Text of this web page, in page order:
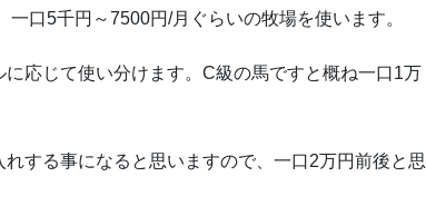
口5千円～7500円/月ぐらいの牧場を使います。
応じて使い分けます。C級の馬ですと概ね一口1万
する事になると思いますので、一口2万円前後と思